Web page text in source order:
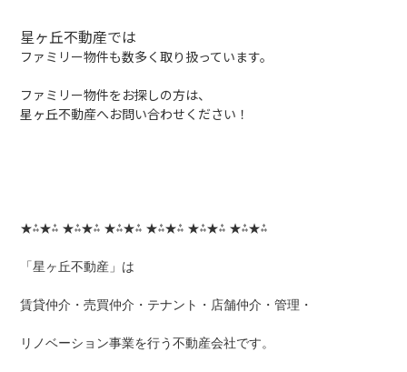
星ヶ丘不動産では
ファミリー物件も数多く取り扱っています。
ファミリー物件をお探しの方は、
星ヶ丘不動産へお問い合わせください！
★⁂★⁂ ★⁂★⁂ ★⁂★⁂ ★⁂★⁂ ★⁂★⁂ ★⁂★⁂
「星ヶ丘不動産」は
賃貸仲介・売買仲介・テナント・店舗仲介・管理・
リノベーション事業を行う不動産会社です。